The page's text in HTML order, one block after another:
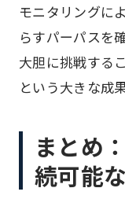
モニタリングに
らすパーパスを
大胆に挑戦する
という大きな成
まとめ
続可能